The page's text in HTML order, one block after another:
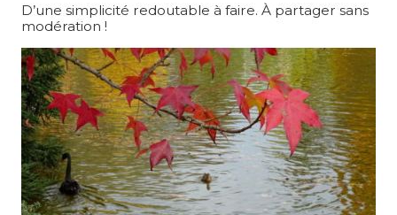
D’une simplicité redoutable à faire. À partager sans
modération !